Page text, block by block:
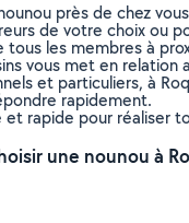
près de chez
de votre choix ou
tous les membres à
vous met en relation
et particuliers, à
rapidement.
et rapide pour réaliser
une nounou à